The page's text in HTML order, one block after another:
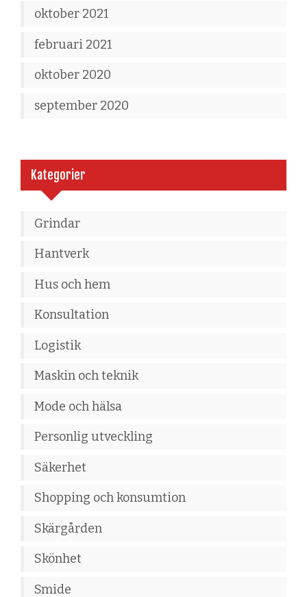
oktober 2021
februari 2021
oktober 2020
september 2020
Kategorier
Grindar
Hantverk
Hus och hem
Konsultation
Logistik
Maskin och teknik
Mode och hälsa
Personlig utveckling
Säkerhet
Shopping och konsumtion
Skärgården
Skönhet
Smide